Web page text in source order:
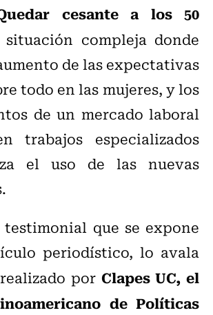
cesante a los 50
situación compleja donde
de las expectativas
todo en las mujeres, y los
de un mercado laboral
trabajos especializados
el uso de las nuevas
que se expone
periodístico, lo avala
por Clapes UC, el
de Políticas